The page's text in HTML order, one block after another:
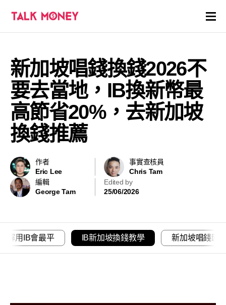
證券商評價
各種投資產品戶口
信用卡
貸款
虛擬貨幣
新加坡唱錢換錢2026不
要去當地，IB換新幣最
高節省20%，去新加坡
換錢推薦
作者
Eric Lee
事實查核員
Chris Tam
編輯
George Tam
Edited by
25/06/2026
解用IB會最平 IB新加坡換錢教學 新加坡唱錢匯